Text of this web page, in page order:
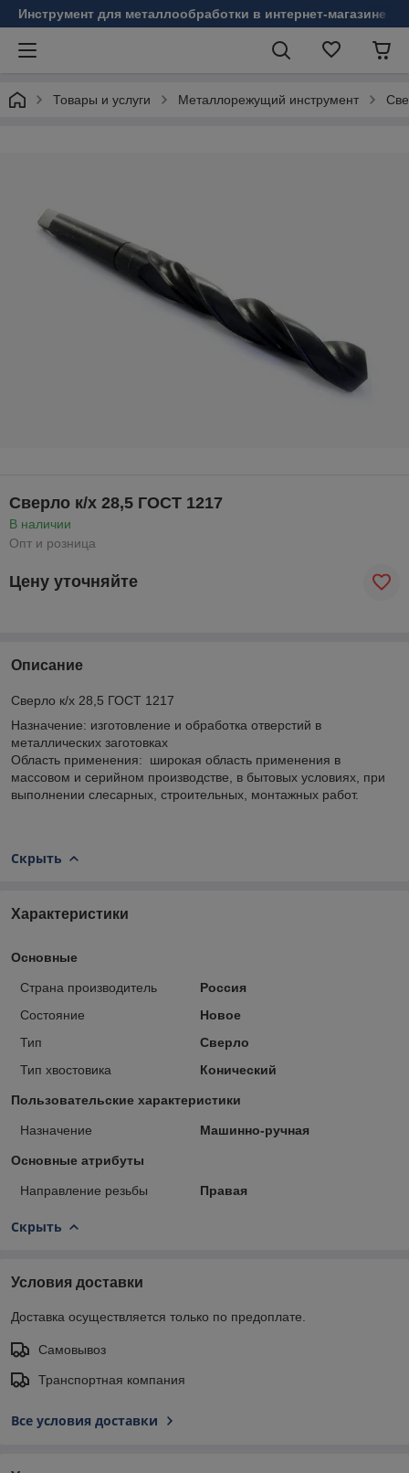
Инструмент для металлообработки в интернет-магазине
Товары и услуги Металлорежущий инструмент
Сверло к/х 28,5 ГОСТ 1217
В наличии
Опт и розница
Цену уточняйте
Описание
Сверло к/х 28,5 ГОСТ 1217
Назначение: изготовление и обработка отверстий в
металлических заготовках
Область применения: широкая область применения в
массовом и серийном производстве, в бытовых условиях, при
выполнении слесарных, строительных, монтажных работ.
Скрыть
Характеристики
Основные
Страна производитель
Россия
Состояние
Новое
Тип
Сверло
Тип хвостовика
Конический
Пользовательские характеристики
Назначение Машинно-ручная
Основные атрибуты
Направление резьбы Правая
Скрыть
Условия доставки
Доставка осуществляется только по предоплате.
Самовывоз
Транспортная компания
Все условия доставки